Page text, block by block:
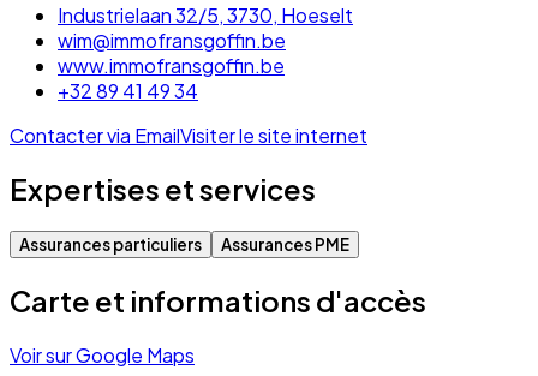
Industrielaan 32/5, 3730, Hoeselt
wim@immofransgoffin.be
www.immofransgoffin.be
+32 89 41 49 34
Contacter via EmailVisiter le site internet
Expertises et services
Assurances particuliers Assurances PME
Carte et informations d'accès
Voir sur Google Maps